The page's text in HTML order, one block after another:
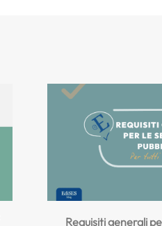
Requisiti generali